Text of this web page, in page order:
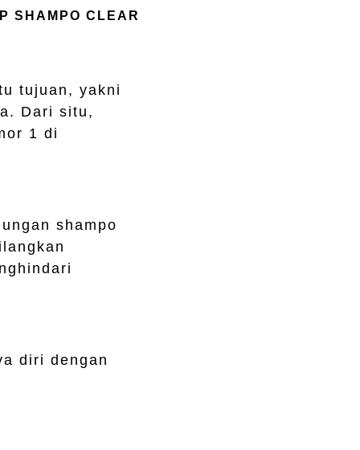
SHAMPO CLEAR
tujuan, yakni
Dari situ,
1 di
shampo
diri dengan